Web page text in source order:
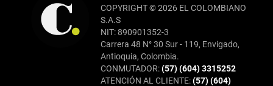
COPYRIGHT © 2026 EL COLOMBIANO
S.A.S
NIT: 890901352-3
Carrera 48 N° 30 Sur - 119, Envigado,
Antioquia, Colombia.
CONMUTADOR:(57) (604) 3315252
ATENCIÓN AL CLIENTE:(57) (604)